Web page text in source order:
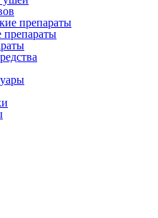
препараты
препараты